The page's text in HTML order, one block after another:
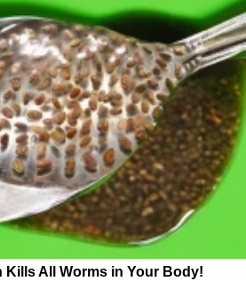
Kills All Worms in Your Body!